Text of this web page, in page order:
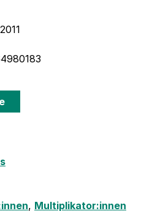
2011
, Multiplikator:innen